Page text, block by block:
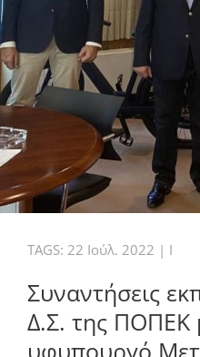
TAGS: 22 Ιούλ. 2022 | I
Συναντήσεις
Δ.Σ. της ΠΟΠΕΚ
υφυπουργό